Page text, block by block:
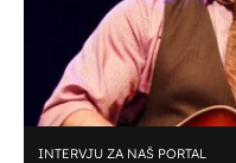
INTERVJU ZA NAŠ PORTAL